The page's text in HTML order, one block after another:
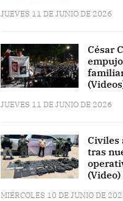
JUEVES 11 DE JUNIO DE 2026
César
JUEVES 11 DE JUNIO DE 2026
Civiles
tras
(Video)
MIÉRCOLES 10 DE JUNIO DE